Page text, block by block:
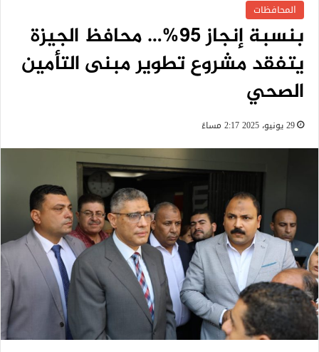
المحافظات
بنسبة إنجاز ٩٥%… محافظ الجيزة
يتفقد مشروع تطوير مبنى التأمين
الصحي
29 يونيو، 2025 2:17 مساءً